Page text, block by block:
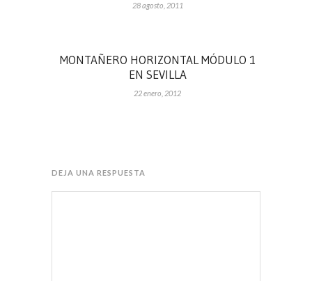
28 agosto, 2011
MONTAÑERO HORIZONTAL MÓDULO 1
EN SEVILLA
22 enero, 2012
DEJA UNA RESPUESTA